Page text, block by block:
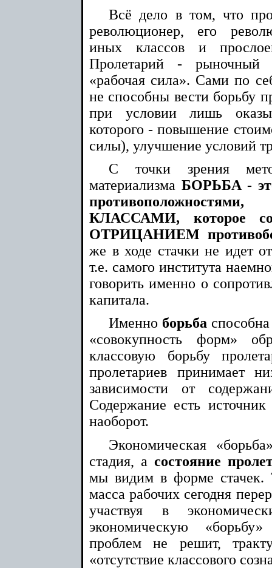
Всё дело в том, что
революционер, его
иных классов и
Пролетарий - рыночный
«рабочая сила». Сами по
не способны вести борьбу
при условии лишь
которого - повышение
силы), улучшение условий
С точки зрения
материализма БОРЬБА -
КЛАССАМИ, которое
ОТРИЦАНИЕМ
же в ходе стачки не идет
т.е. самого института
говорить именно о
капитала.
Именно борьба
«совокупность форм»
классовую борьбу
пролетариев принимает
зависимости от
Содержание есть
наоборот.
Экономическая
стадия, а состояние
мы видим в форме стачек.
масса рабочих сегодня
участвуя в
экономическую
проблем не решит,
«отсутствие классового